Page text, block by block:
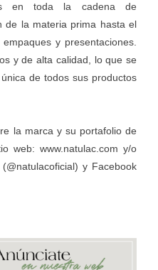
en toda la cadena de
de la materia prima hasta el
y presentaciones.
y de alta calidad, lo que se
de todos sus productos
la marca y su portafolio de
web: www.natulac.com y/o
(@natulacoficial) y Facebook